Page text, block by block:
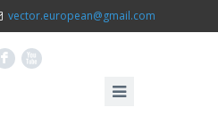
vector.european@gmail.com
F X